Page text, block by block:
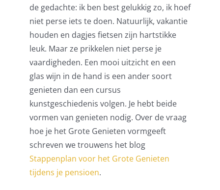
de gedachte: ik ben best gelukkig zo, ik hoef
niet perse iets te doen. Natuurlijk, vakantie
houden en dagjes fietsen zijn hartstikke
leuk. Maar ze prikkelen niet perse je
vaardigheden. Een mooi uitzicht en een
glas wijn in de hand is een ander soort
genieten dan een cursus
kunstgeschiedenis volgen. Je hebt beide
vormen van genieten nodig. Over de vraag
hoe je het Grote Genieten vormgeeft
schreven we trouwens het blog
Stappenplan voor het Grote Genieten
tijdens je pensioen.